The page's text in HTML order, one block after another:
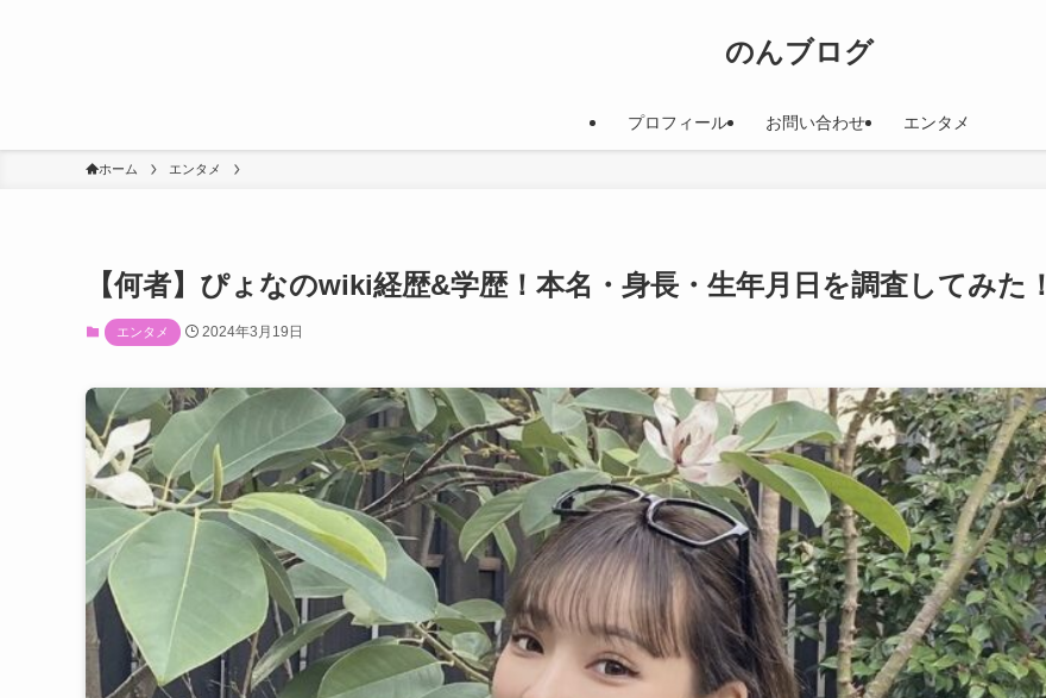
のんブログ
プロフィール お問い合わせ エンタメ
ホーム エンタメ
【何者】ぴょなのwiki経歴&学歴！本名・身長・生年月日を調査してみた！
エンタメ 2024年3月19日